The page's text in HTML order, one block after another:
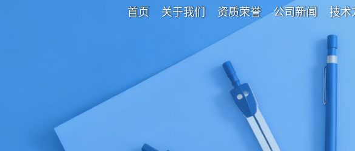
首页 关于我们 资质荣誉 公司新闻 技术